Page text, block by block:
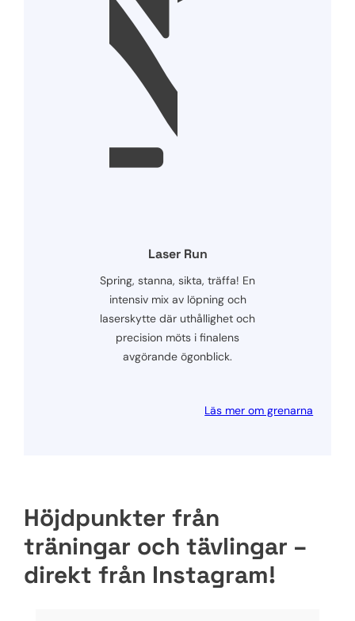
Laser Run
Spring, stanna, sikta, träffa! En
intensiv mix av löpning och
laserskytte där uthållighet och
precision möts i finalens
avgörande ögonblick.
Läs mer om grenarna
Höjdpunkter från
träningar och tävlingar –
direkt från Instagram!